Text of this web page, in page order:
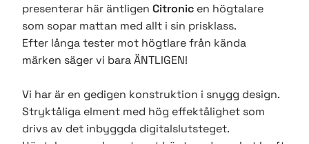
presenterar här äntligenCitronic en högtalare
som sopar mattan med allt i sin prisklass.
Efter långa tester mot högtlare från kända
märken säger vi bara ÄNTLIGEN!
Vi har är en gedigen konstruktion i snygg design.
Stryktåliga elment med hög effektålighet som
drivs av det inbyggda digitalslutsteget.